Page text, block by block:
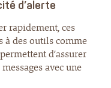
d’alerte
rapidement, ces
à des outils comme
permettent d’assurer
avec une